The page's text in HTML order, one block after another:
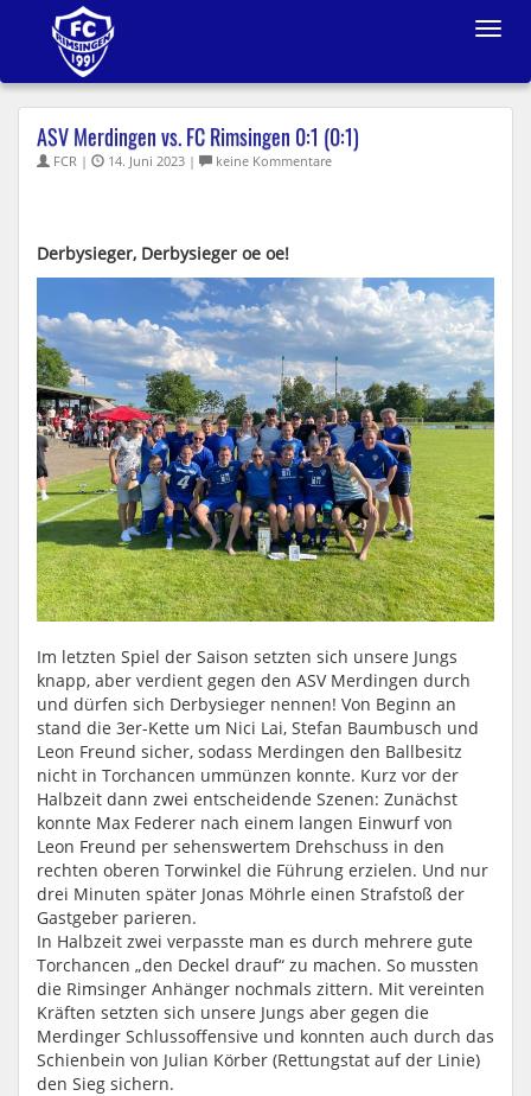
Toggle
ASV Merdingen vs. FC Rimsingen 0:1 (0:1)
FCR | 14. Juni 2023 | keine Kommentare
Derbysieger, Derbysieger oe oe!
Im letzten Spiel der Saison setzten sich unsere Jungs
knapp, aber verdient gegen den ASV Merdingen durch
und dürfen sich Derbysieger nennen! Von Beginn an
stand die 3er-Kette um Nici Lai, Stefan Baumbusch und
Leon Freund sicher, sodass Merdingen den Ballbesitz
nicht in Torchancen ummünzen konnte. Kurz vor der
Halbzeit dann zwei entscheidende Szenen: Zunächst
konnte Max Federer nach einem langen Einwurf von
Leon Freund per sehenswertem Drehschuss in den
rechten oberen Torwinkel die Führung erzielen. Und nur
drei Minuten später Jonas Möhrle einen Strafstoß der
Gastgeber parieren.
In Halbzeit zwei verpasste man es durch mehrere gute
Torchancen „den Deckel drauf“ zu machen. So mussten
die Rimsinger Anhänger nochmals zittern. Mit vereinten
Kräften setzten sich unsere Jungs aber gegen die
Merdinger Schlussoffensive und konnten auch durch das
Schienbein von Julian Körber (Rettungstat auf der Linie)
den Sieg sichern.